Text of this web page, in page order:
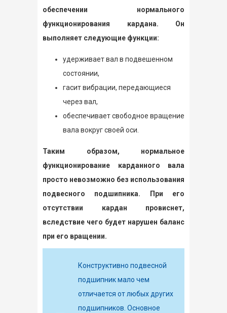
обеспечении нормального
функционирования кардана. Он
выполняет следующие функции:
удерживает вал в подвешенном
состоянии,
гасит вибрации, передающиеся
через вал,
обеспечивает свободное вращение
вала вокруг своей оси.
Таким образом, нормальное
функционирование карданного вала
просто невозможно без использования
подвесного подшипника. При его
отсутствии кардан провиснет,
вследствие чего будет нарушен баланс
при его вращении.
Конструктивно подвесной
подшипник мало чем
отличается от любых других
подшипников. Основное